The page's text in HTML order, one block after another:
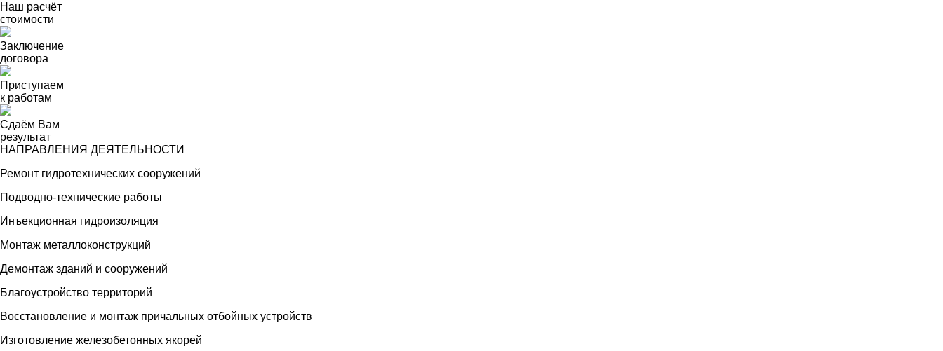
Наш расчёт
стоимости
Заключение
договора
Приступаем
к работам
Сдаём Вам
результат
НАПРАВЛЕНИЯ ДЕЯТЕЛЬНОСТИ
Ремонт гидротехнических сооружений
Подводно-технические работы
Инъекционная гидроизоляция
Монтаж металлоконструкций
Демонтаж зданий и сооружений
Благоустройство территорий
Восстановление и монтаж причальных отбойных устройств
Изготовление железобетонных якорей